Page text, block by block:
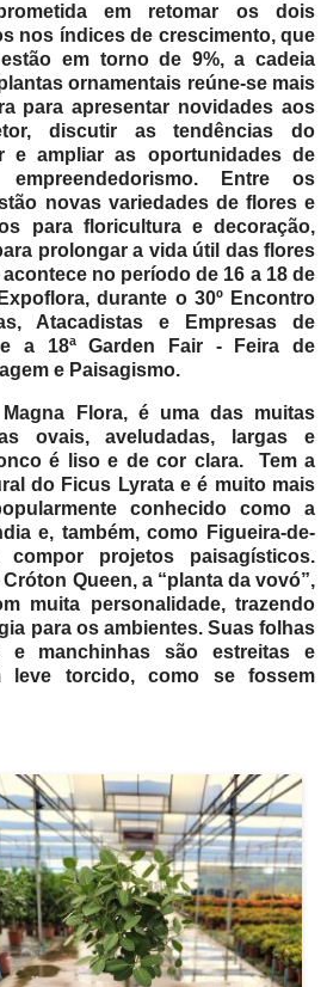
em retomar os dois
nos índices de crescimento, que
em torno de 9%, a cadeia
ornamentais reúne-se mais
para apresentar novidades aos
discutir as tendências do
e ampliar as oportunidades de
Entre os
novas variedades de flores e
para floricultura e decoração,
prolongar a vida útil das flores
no período de 16 a 18 de
durante o 30º Encontro
Atacadistas e Empresas de
a 18ª Garden Fair - Feira de
e Paisagismo.
Flora, é uma das muitas
ovais, aveludadas, largas e
é liso e de cor clara. Tem a
do Ficus Lyrata e é muito mais
conhecido como a
e, também, como Figueira-de-
compor projetos paisagísticos.
Queen, a “planta da vovó”,
muita personalidade, trazendo
para os ambientes. Suas folhas
e manchinhas são estreitas e
leve torcido, como se fossem